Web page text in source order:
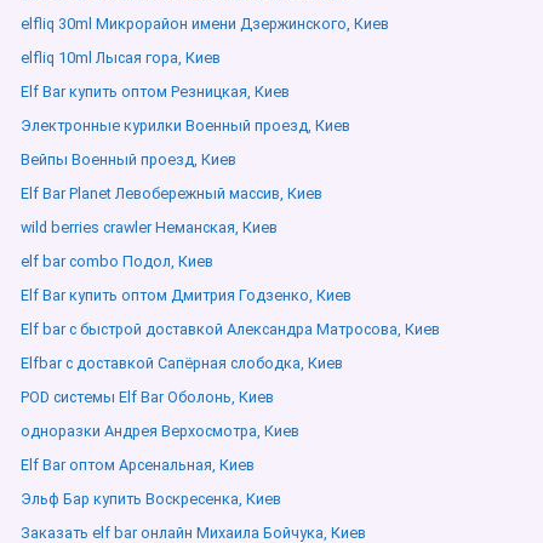
elfliq 30ml Микрорайон имени Дзержинского, Киев
elfliq 10ml Лысая гора, Киев
Elf Bar купить оптом Резницкая, Киев
Электронные курилки Военный проезд, Киев
Вейпы Военный проезд, Киев
Elf Bar Planet Левобережный массив, Киев
wild berries crawler Неманская, Киев
elf bar combo Подол, Киев
Elf Bar купить оптом Дмитрия Годзенко, Киев
Elf bar с быстрой доставкой Александра Матросова, Киев
Elfbar с доставкой Сапёрная слободка, Киев
POD системы Elf Bar Оболонь, Киев
одноразки Андрея Верхосмотра, Киев
Elf Bar оптом Арсенальная, Киев
Эльф Бар купить Воскресенка, Киев
Заказать elf bar онлайн Михаила Бойчука, Киев